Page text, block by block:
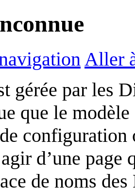
Aller
gérée par les
que le
configuration
d’une page
de noms